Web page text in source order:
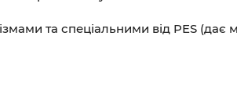
та спеціальними від PES